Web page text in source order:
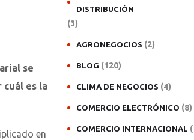
se
es la
en
DISTRIBUCIÓN
(3)
AGRONEGOCIOS (2)
BLOG (120)
CLIMA DE NEGOCIOS (4)
COMERCIO ELECTRÓNICO (8)
COMERCIO INTERNACIONAL